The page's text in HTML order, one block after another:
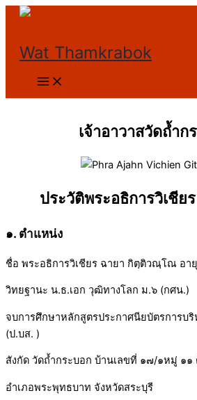
Skip
content
Wat Thamkrabok
เจ้าอาวาสวัดถ้ำก
ประวัติพระอธิการวิเชี
๑. ตำแหน่ง
ชื่อ พระอธิการวิเชียร ฉายา กิตฺติวณฺโณ อ
วิทยฐานะ น.ธ.เอก วุฒิทางโลก ม.๖ (กศน.)
จบการศึกษาหลักสูตรประกาศนียบัตรการบ
(ป.บส. )
สังกัด วัดถ้ำกระบอก บ้านเลขที่ ๑๗/๑หมู่ ๑
อำเภอพระพุทธบาท จังหวัดสระบุรี